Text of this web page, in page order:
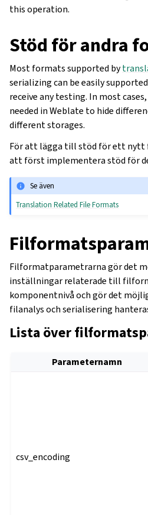
this operation.
Stöd för andra
Most formats supported by
serializing can be easily
receive any testing. In most
needed in Weblate to hide
different storages.
För att lägga till stöd för ett
att först implementera stöd för
Se även
Translation Related File Formats
Filformatparametrarna gör det
inställningar relaterade till
komponentnivå och gör det
filanalys och serialisering
Lista över
Parameternamn
csv_encoding